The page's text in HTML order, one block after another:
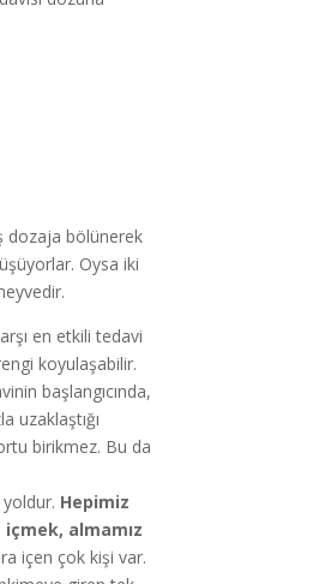
dozaja bölünerek
Oysa iki
en etkili tedavi
koyulaşabilir.
başlangıcında,
uzaklaştığı
birikmez. Bu da
Hepimiz
almamız
içen çok kişi var.